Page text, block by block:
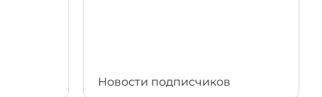
Новости подписчиков